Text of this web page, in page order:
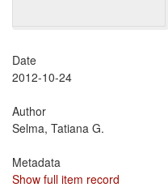
Date
2012-10-24
Author
Selma, Tatiana G.
Metadata
Show full item record